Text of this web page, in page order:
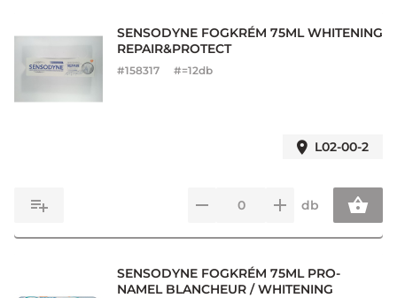
SENSODYNE FOGKRÉM 75ML WHITENING
REPAIR&PROTECT
#158317 #=12db
L02-00-2
db
SENSODYNE FOGKRÉM 75ML PRO-
NAMEL BLANCHEUR / WHITENING